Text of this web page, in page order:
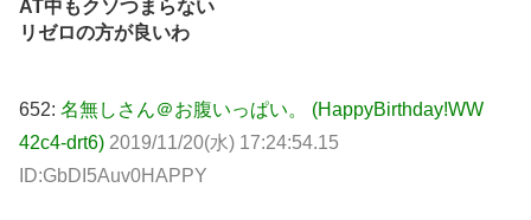
AT中もクソつまらない
リゼロの方が良いわ
652: 名無しさん＠お腹いっぱい。 (HappyBirthday!WW
42c4-drt6) 2019/11/20(水) 17:24:54.15
ID:GbDI5Auv0HAPPY